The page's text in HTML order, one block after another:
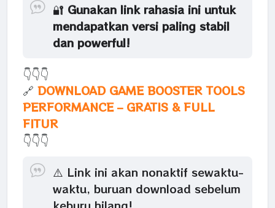
🔐 Gunakan link rahasia ini untuk
mendapatkan versi paling stabil
dan powerful!
👇👇👇
🔗 DOWNLOAD GAME BOOSTER TOOLS
PERFORMANCE – GRATIS & FULL
FITUR
👇👇👇
⚠️ Link ini akan nonaktif sewaktu-
waktu, buruan download sebelum